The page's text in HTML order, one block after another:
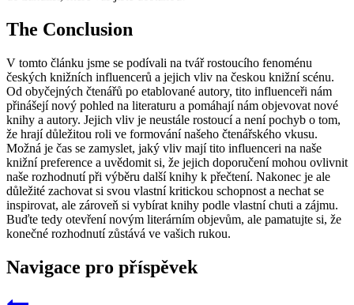
The Conclusion
V tomto článku jsme se podívali na tvář rostoucího fenoménu
českých knižních influencerů a jejich ‌vliv na českou knižní scénu.
Od obyčejných čtenářů po⁣ etablované autory, tito influenceři nám
přinášejí nový pohled na literaturu a pomáhají nám objevovat​ nové
knihy a autory. ​Jejich vliv je neustále rostoucí a není pochyb o tom,‍
že hrají​ důležitou roli ve​ formování našeho čtenářského vkusu.
Možná je čas se zamyslet, jaký vliv mají tito influenceri ⁣na naše
knižní preference a uvědomit si, že ‍jejich doporučení mohou ovlivnit
naše rozhodnutí při výběru⁢ další⁤ knihy k přečtení. Nakonec je ale
důležité zachovat si svou vlastní kritickou schopnost a nechat se
inspirovat, ale zároveň si vybírat knihy podle ​vlastní chuti a zájmu.
Buďte tedy otevření novým literárním ‍objevům, ale pamatujte​ si, že
konečné rozhodnutí zůstává ve vašich rukou.
Navigace pro příspěvek